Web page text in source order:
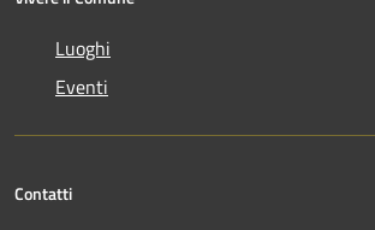
Luoghi
Eventi
Contatti